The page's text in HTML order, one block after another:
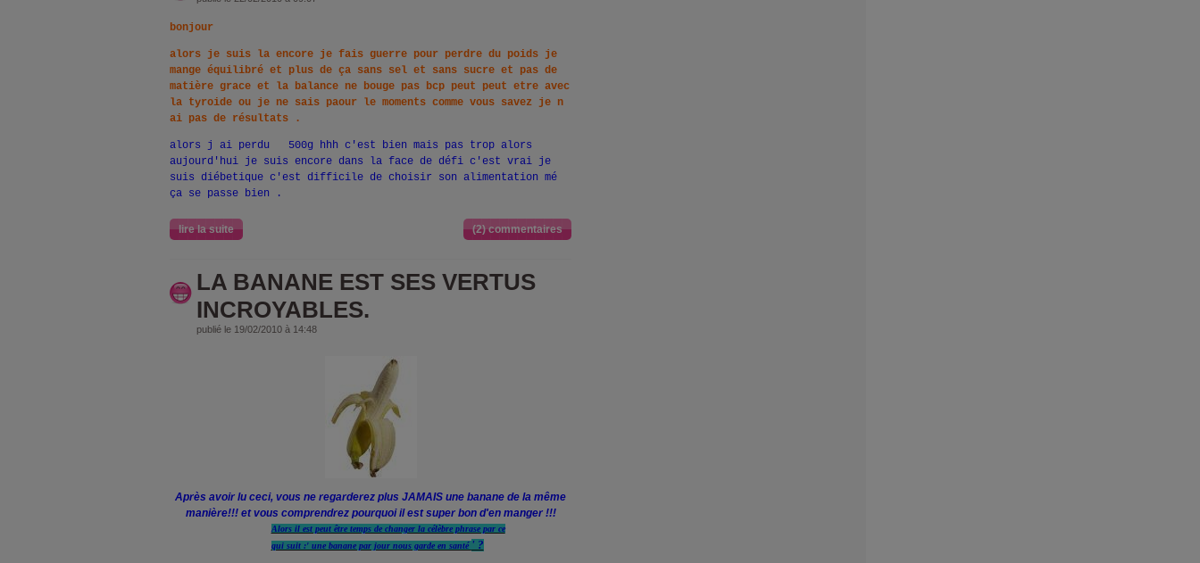
bonjour
alors je suis la encore je fais guerre pour perdre du poids je
mange équilibré et plus de ça sans sel et sans sucre et pas de
matière grace et la balance ne bouge pas bcp peut peut etre avec
la tyroide ou je ne sais paour le moments comme vous savez je n
ai pas de résultats .
alors j ai perdu 500g hhh c'est bien mais pas trop alors
aujourd'hui je suis encore dans la face de défi c'est vrai je
suis diébetique c'est difficile de choisir son alimentation mé
ça se passe bien .
lire la suite (2) commentaires
LA BANANE EST SES VERTUS
INCROYABLES.
publié le 19/02/2010 à 14:48
Après avoir lu ceci, vous ne regarderez plus JAMAIS une banane de la même
manière!!! et vous comprendrez pourquoi il est super bon d'en manger !!!
Alors il est peut être temps de changer la célèbre phrase par ce
qui suit :' une banane par jour nous garde en santé' ?